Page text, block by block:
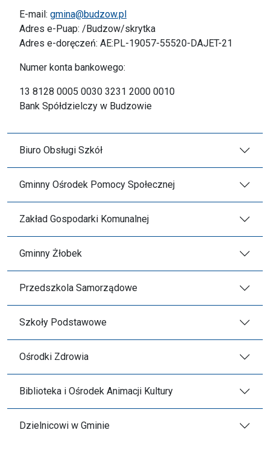
E-mail: gmina@budzow.pl
Adres e-Puap: /Budzow/skrytka
Adres e-doręczeń: AE:PL-19057-55520-DAJET-21
Numer konta bankowego:
13 8128 0005 0030 3231 2000 0010
Bank Spółdzielczy w Budzowie
Biuro Obsługi Szkół
Gminny Ośrodek Pomocy Społecznej
Zakład Gospodarki Komunalnej
Gminny Żłobek
Przedszkola Samorządowe
Szkoły Podstawowe
Ośrodki Zdrowia
Biblioteka i Ośrodek Animacji Kultury
Dzielnicowi w Gminie